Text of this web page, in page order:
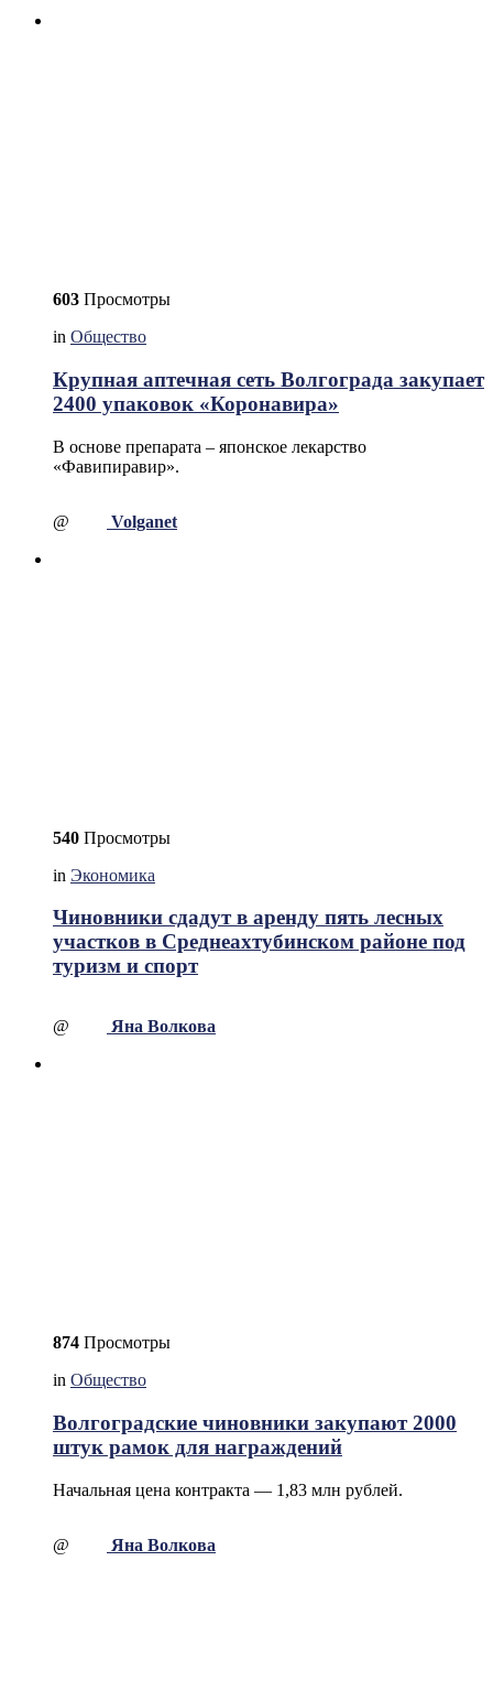
603 Просмотры
in Общество
Крупная аптечная сеть Волгограда закупает
2400 упаковок «Коронавира»
В основе препарата – японское лекарство
«Фавипиравир».
@ Volganet
540 Просмотры
in Экономика
Чиновники сдадут в аренду пять лесных
участков в Среднеахтубинском районе под
туризм и спорт
@ Яна Волкова
874 Просмотры
in Общество
Волгоградские чиновники закупают 2000
штук рамок для награждений
Начальная цена контракта — 1,83 млн рублей.
@ Яна Волкова